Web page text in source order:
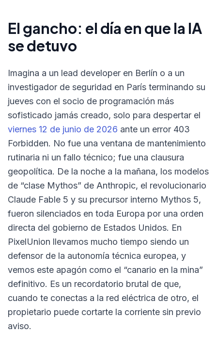
El gancho: el día en que la IA
se detuvo
Imagina a un lead developer en Berlín o a un
investigador de seguridad en París terminando su
jueves con el socio de programación más
sofisticado jamás creado, solo para despertar el
viernes 12 de junio de 2026 ante un error 403
Forbidden. No fue una ventana de mantenimiento
rutinaria ni un fallo técnico; fue una clausura
geopolítica. De la noche a la mañana, los modelos
de “clase Mythos” de Anthropic, el revolucionario
Claude Fable 5 y su precursor interno Mythos 5,
fueron silenciados en toda Europa por una orden
directa del gobierno de Estados Unidos. En
PixelUnion llevamos mucho tiempo siendo un
defensor de la autonomía técnica europea, y
vemos este apagón como el “canario en la mina”
definitivo. Es un recordatorio brutal de que,
cuando te conectas a la red eléctrica de otro, el
propietario puede cortarte la corriente sin previo
aviso.